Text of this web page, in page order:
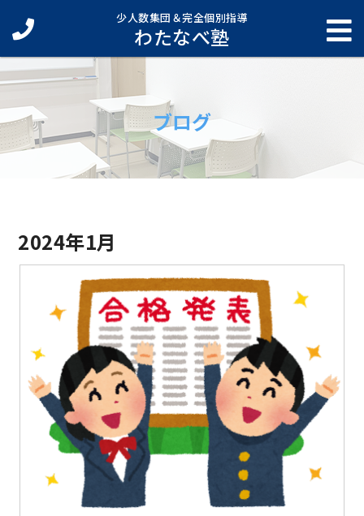
少人数集団＆完全個別指導
わたなべ塾
ブログ
2024年1月